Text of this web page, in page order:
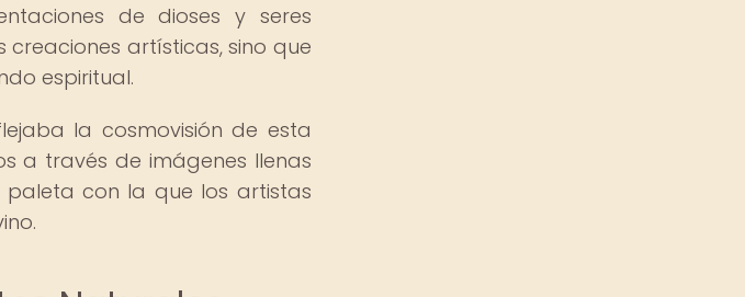
de dioses y seres
creaciones artísticas, sino que
espiritual.
la cosmovisión de esta
a través de imágenes llenas
paleta con la que los artistas